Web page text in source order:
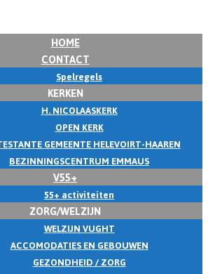
HOME
CONTACT
Spelregels
KERKEN
H. NICOLAASKERK
OPEN KERK
GEMEENTE HELEVOIRT-HAAREN
BEZINNINGSCENTRUM EMMAUS
V55+
55+ activiteiten
ZORG/WELZIJN
WELZIJN VUGHT
ACCOMODATIES EN GEBOUWEN
GEZONDHEID / ZORG